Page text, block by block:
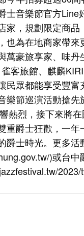
士音樂節官方
家，規劃限定商
為在地商家帶來
萬豪旅享家、味
客旅館、麒麟
眾都能享受豐富
樂節巡演活動搶
熱烈，接下來將
重爵士狂歡，一
爵士時光。更多
)或台中